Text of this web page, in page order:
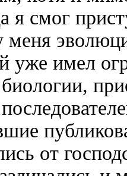
я смог
меня
уже имел
от